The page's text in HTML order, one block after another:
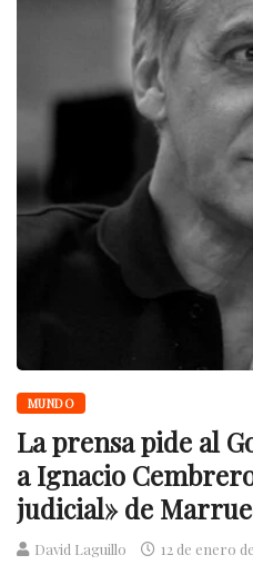
MUNDO
La prensa pide al
a Ignacio
judicial» de
David Laguillo 12 de enero